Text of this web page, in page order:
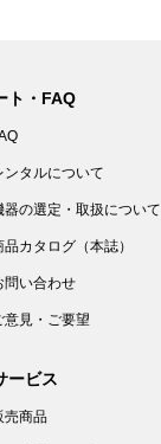
ト・FAQ
ンタルについて
器の選定・取扱について
品カタログ（本誌）
問い合わせ
意見・ご要望
ービス
売商品